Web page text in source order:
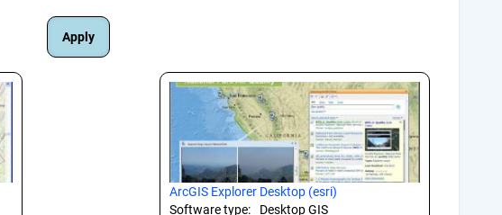
ArcGIS Explorer Desktop (esri)
Software type:
Desktop GIS